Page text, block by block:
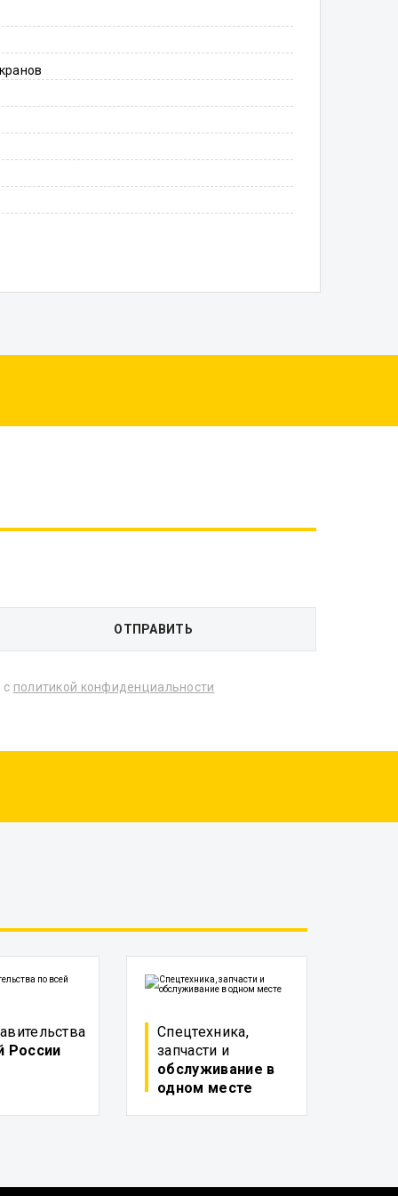
с политикой конфиденциальности
России
Спецтехника,
запчасти и
обслуживание в
одном месте